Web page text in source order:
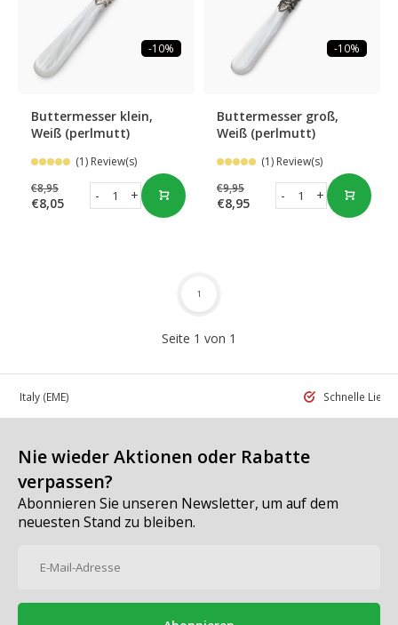
-10%
Buttermesser klein,
Weiß (perlmutt)
(1) Review(s)
€8,95
€8,05 +
-
-10%
Buttermesser groß,
Weiß (perlmutt)
(1) Review(s)
€9,95
€8,95 +
-
Seite 1 von 1
1
in Italy (EME) Schnelle
Nie wieder Aktionen oder Rabatte
verpassen?
Abonnieren Sie unseren Newsletter, um auf dem
neuesten Stand zu bleiben.